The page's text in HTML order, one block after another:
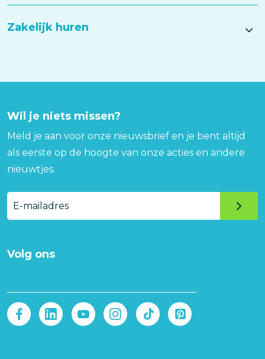
Zakelijk huren
Wil je niets missen?
Meld je aan voor onze nieuwsbrief en je bent altijd
als eerste op de hoogte van onze acties en andere
nieuwtjes.
E-
mailadres
Volg ons